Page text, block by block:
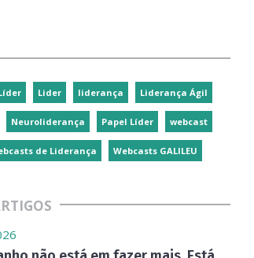
Lider liderança Liderança Ágil
Neuroliderança Papel Líder webcast
de Liderança Webcasts GALILEU